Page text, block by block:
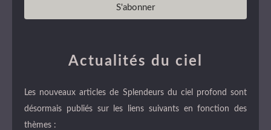
Actualités du ciel
Les nouveaux articles de Splendeurs du ciel profond sont
désormais publiés sur les liens suivants en fonction des
thèmes :